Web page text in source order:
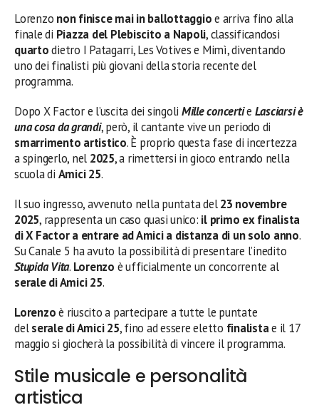
Lorenzo non finisce mai in ballottaggioe arriva fino alla
finale di Piazza del Plebiscito a Napoli, classificandosi
quartodietro I Patagarri, Les Votives e Mimì, diventando
uno dei finalisti più giovani della storia recente del
programma.
Dopo X Factor e l’uscita dei singoli Mille concertie Lasciarsi è
una cosa da grandi, però, il cantante vive un periodo di
smarrimento artistico. È proprio questa fase di incertezza
a spingerlo, nel 2025, a rimettersi in gioco entrando nella
scuola di Amici 25.
Il suo ingresso, avvenuto nella puntata del23 novembre
2025, rappresenta un caso quasi unico: il primo ex finalista
di X Factor a entrare ad Amici a distanza di un solo anno.
Su Canale 5 ha avuto la possibilità di presentare l’inedito
Stupida Vita. Lorenzo è ufficialmente un concorrente al
serale di Amici 25.
Lorenzoè riuscito a partecipare a tutte le puntate
delserale di Amici 25, fino ad essere eletto finalistae il 17
maggio si giocherà la possibilità di vincere il programma.
Stile musicale e personalità
artistica